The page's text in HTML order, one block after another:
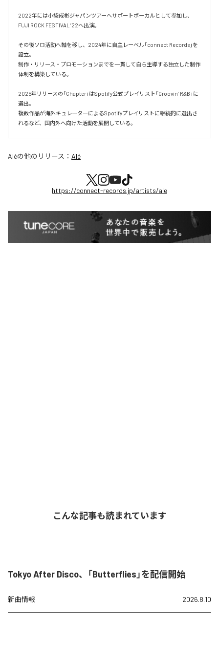
2022年には小袋成彬ジャパンツアーへサポートボーカルとして参加し、
FUJI ROCK FESTIVAL ’22へ出演。
その後ソロ活動へ軸を移し、2024年に自主レーベル「connect Records」を
設立。
制作・リリース・プロモーションまでを一貫して自ら主導する独立した制作
体制を構築している。
2025年リリースの「Chapter」はSpotify公式プレイリスト「Groovin’ R&B」に
選出。
複数作品が海外キュレーターによるSpotifyプレイリストに継続的に選出さ
れるなど、国内外へ向けた活動を展開している。
Aléの他のリリース： Alé
https://connect-records.jp/artists/ale
こんな記事も読まれています
Tokyo After Disco、「Butterflies」を配信開始
新曲情報 2026.8.10